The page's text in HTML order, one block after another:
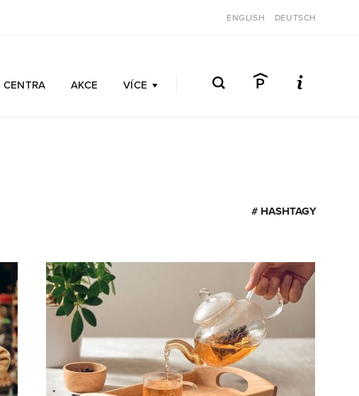
ENGLISH DEUTSCH
CENTRA AKCE VÍCE
# HASHTAGY